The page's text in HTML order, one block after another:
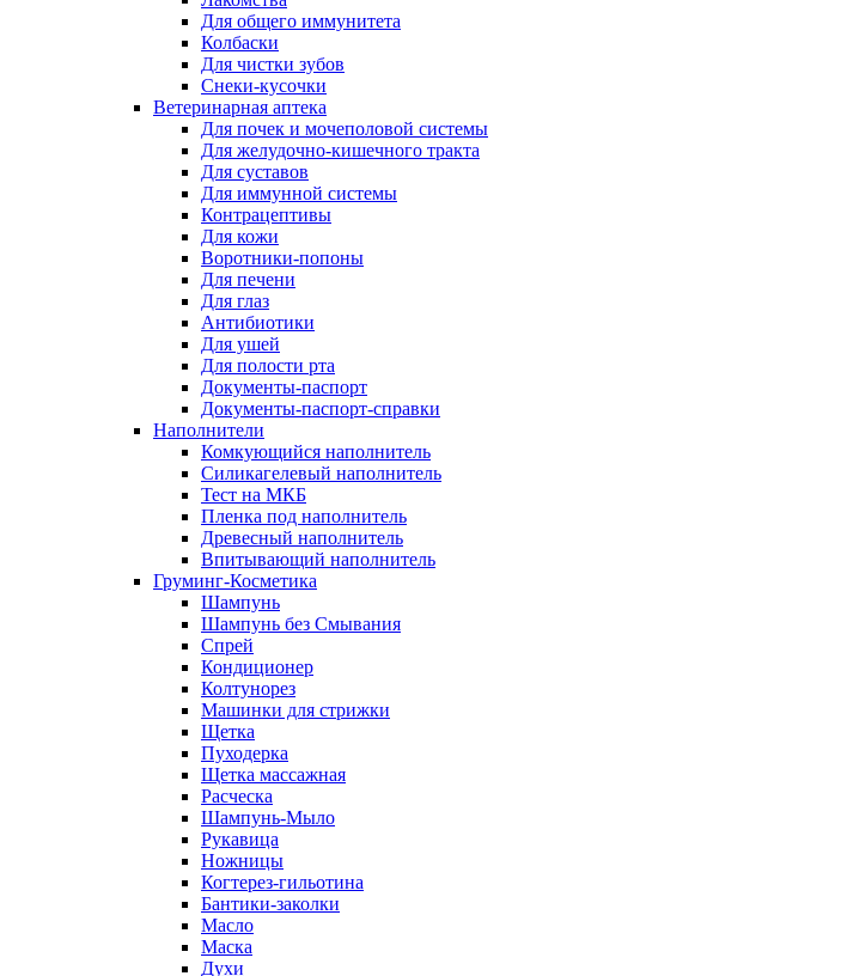
Для общего иммунитета
Колбаски
Для чистки зубов
Снеки-кусочки
Ветеринарная аптека
Для почек и мочеполовой системы
Для желудочно-кишечного тракта
Для суставов
Для иммунной системы
Контрацептивы
Для кожи
Воротники-попоны
Для печени
Для глаз
Антибиотики
Для ушей
Для полости рта
Документы-паспорт
Документы-паспорт-справки
Наполнители
Комкующийся наполнитель
Силикагелевый наполнитель
Тест на МКБ
Пленка под наполнитель
Древесный наполнитель
Впитывающий наполнитель
Груминг-Косметика
Шампунь
Шампунь без Смывания
Спрей
Кондиционер
Колтунорез
Машинки для стрижки
Щетка
Пуходерка
Щетка массажная
Расческа
Шампунь-Мыло
Рукавица
Ножницы
Когтерез-гильотина
Бантики-заколки
Масло
Маска
Духи